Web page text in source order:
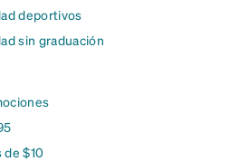
deportivos
sin graduación
de $10